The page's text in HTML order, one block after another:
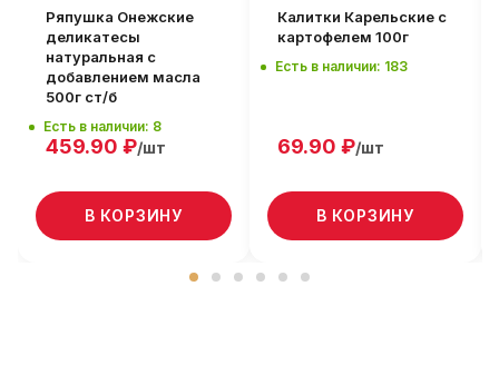
Ряпушка Онежские
деликатесы
натуральная с
добавлением масла
500г ст/б
Есть в наличии: 8
459.90 ₽/шт
В КОРЗИНУ
Калитки Карельские с
картофелем 100г
Есть в наличии: 183
69.90 ₽/шт
В КОРЗИНУ